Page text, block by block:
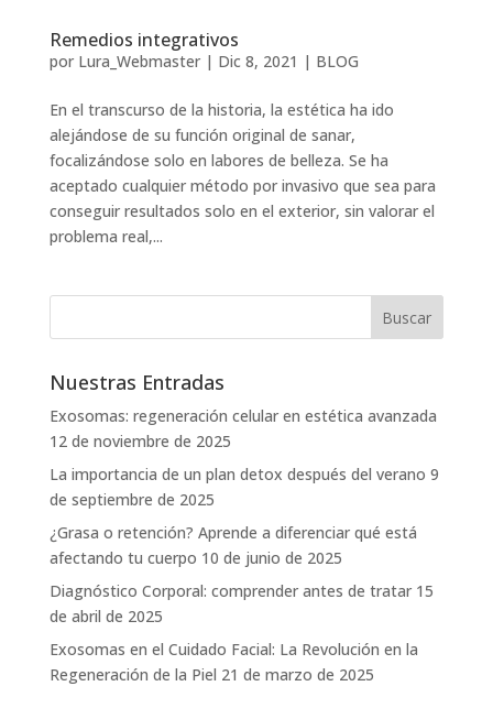
Remedios integrativos
por Lura_Webmaster| Dic 8, 2021 | BLOG
En el transcurso de la historia, la estética ha ido
alejándose de su función original de sanar,
focalizándose solo en labores de belleza. Se ha
aceptado cualquier método por invasivo que sea para
conseguir resultados solo en el exterior, sin valorar el
problema real,...
Nuestras Entradas
Exosomas: regeneración celular en estética avanzada
12 de noviembre de 2025
La importancia de un plan detox después del verano 9
de septiembre de 2025
¿Grasa o retención? Aprende a diferenciar qué está
afectando tu cuerpo 10 de junio de 2025
Diagnóstico Corporal: comprender antes de tratar 15
de abril de 2025
Exosomas en el Cuidado Facial: La Revolución en la
Regeneración de la Piel 21 de marzo de 2025